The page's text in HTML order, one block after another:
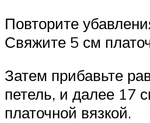
Повторите
Свяжите 5 см
Затем прибавьте
петель, и далее 17
платочной вязкой.